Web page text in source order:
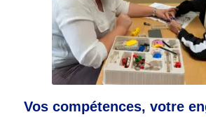
Vos compétences, votre